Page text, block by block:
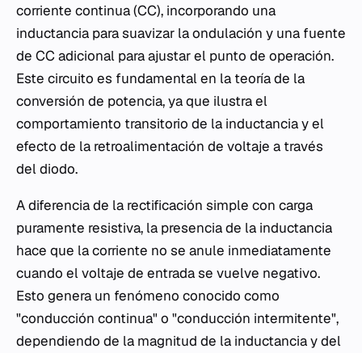
corriente continua (CC), incorporando una
inductancia para suavizar la ondulación y una fuente
de CC adicional para ajustar el punto de operación.
Este circuito es fundamental en la teoría de la
conversión de potencia, ya que ilustra el
comportamiento transitorio de la inductancia y el
efecto de la retroalimentación de voltaje a través
del diodo.
A diferencia de la rectificación simple con carga
puramente resistiva, la presencia de la inductancia
hace que la corriente no se anule inmediatamente
cuando el voltaje de entrada se vuelve negativo.
Esto genera un fenómeno conocido como
"conducción continua" o "conducción intermitente",
dependiendo de la magnitud de la inductancia y del